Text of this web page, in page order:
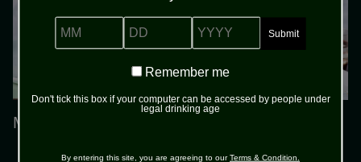
Miten kauan viini säilyy avattuna?
MM DD YYYY
Remember
Remember me
Don't tick this box if your computer can be accessed by people under
legal drinking age
By entering this site, you are agreeing to ourTerms & Condition.